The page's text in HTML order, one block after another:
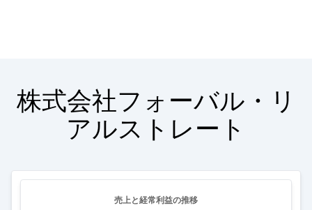
株式会社フォーバル・リ
アルストレート